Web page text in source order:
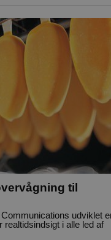
til
udviklet
realtidsindsigt i alle led af